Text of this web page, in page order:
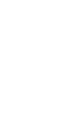
Bouches